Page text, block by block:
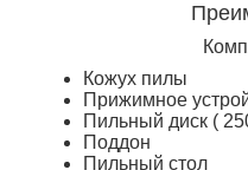
Кожух пилы
Прижимное
Пильный диск (
Поддон
Пильный стол